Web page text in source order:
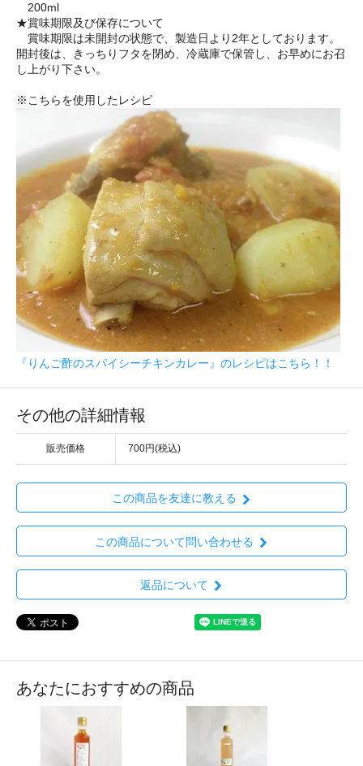
200ml
★賞味期限及び保存について
賞味期限は未開封の状態で、製造日より2年としております。
開封後は、きっちりフタを閉め、冷蔵庫で保管し、お早めにお召
し上がり下さい。
※こちらを使用したレシピ
『りんご酢のスパイシーチキンカレー』のレシピはこちら！！
その他の詳細情報
販売価格 700円(税込)
この商品を友達に教える
この商品について問い合わせる
返品について
あなたにおすすめの商品